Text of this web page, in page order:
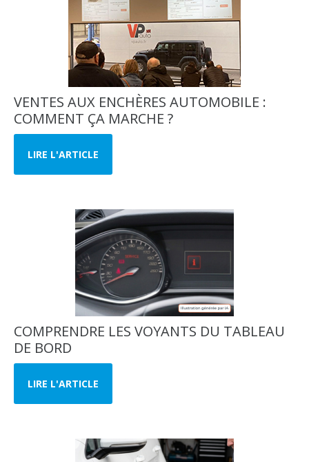
VENTES AUX ENCHÈRES AUTOMOBILE :
COMMENT ÇA MARCHE ?
LIRE L'ARTICLE
COMPRENDRE LES VOYANTS DU TABLEAU
DE BORD
LIRE L'ARTICLE